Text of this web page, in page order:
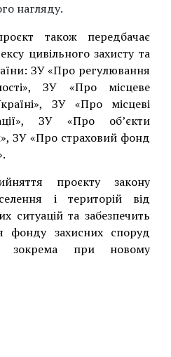
нагляду.
також передбачає
цивільного захисту та
ЗУ «Про регулювання
ЗУ «Про місцеве
ЗУ «Про місцеві
ЗУ «Про об’єкти
ЗУ «Про страховий фонд
проєкту закону
і територій від
ситуацій та забезпечить
фонду захисних споруд
зокрема при новому